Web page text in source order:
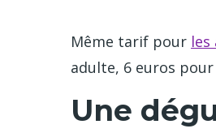
Même tarif pour
adulte, 6 euros
Une